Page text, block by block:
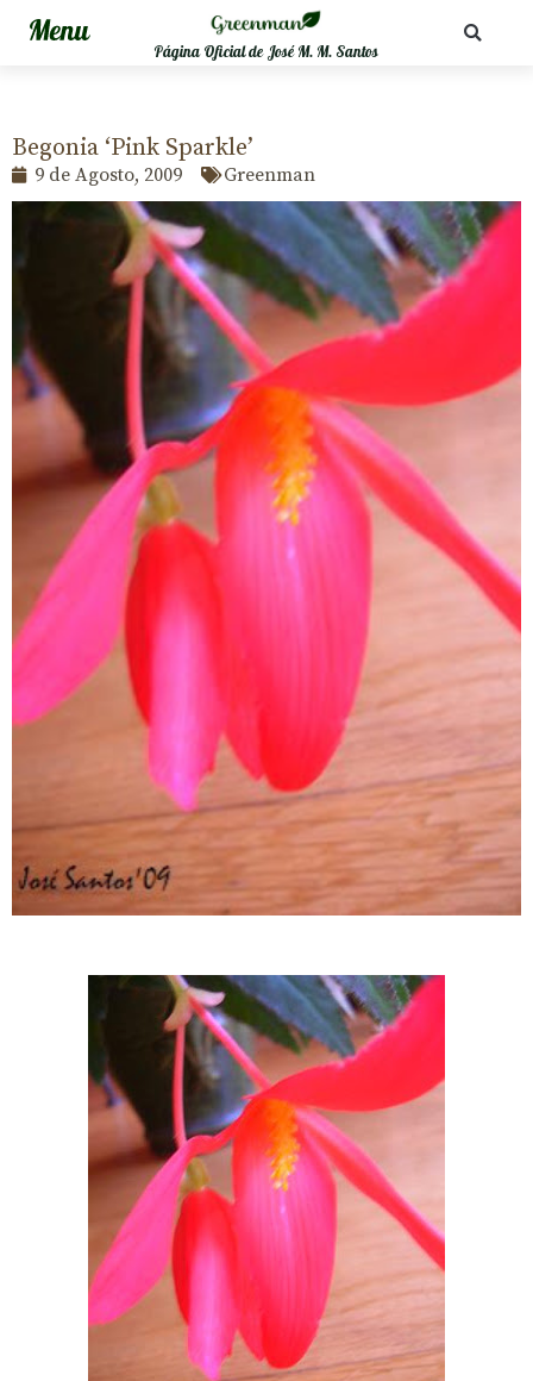
Página Oficial de José M. M. Santos
Begonia ‘Pink Sparkle’
9 de Agosto, 2009 Greenman